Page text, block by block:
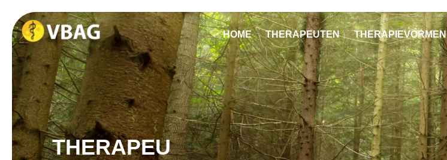
HOME THERAPEUTEN THERAPIEVORMEN
THERAPEU